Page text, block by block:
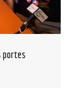
portes